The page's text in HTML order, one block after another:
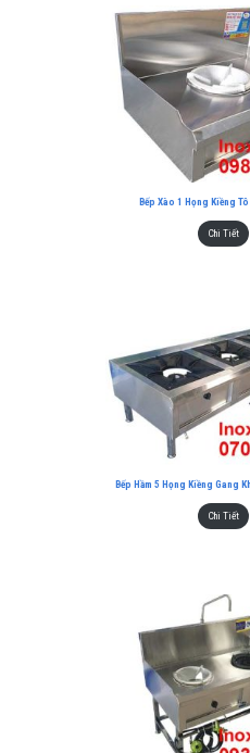
Bếp Xào 1 Họng Kiềng Tô
Chi Tiết
Bếp Hầm 5 Họng Kiềng Gang
Chi Tiết